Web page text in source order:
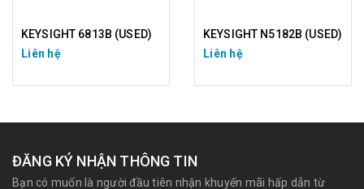
KEYSIGHT 6813B (USED)
Liên hệ
KEYSIGHT N5182B (USED)
Liên hệ
ĐĂNG KÝ NHẬN THÔNG TIN
Bạn có muốn là người đầu tiên nhận khuyến mãi hấp dẫn từ